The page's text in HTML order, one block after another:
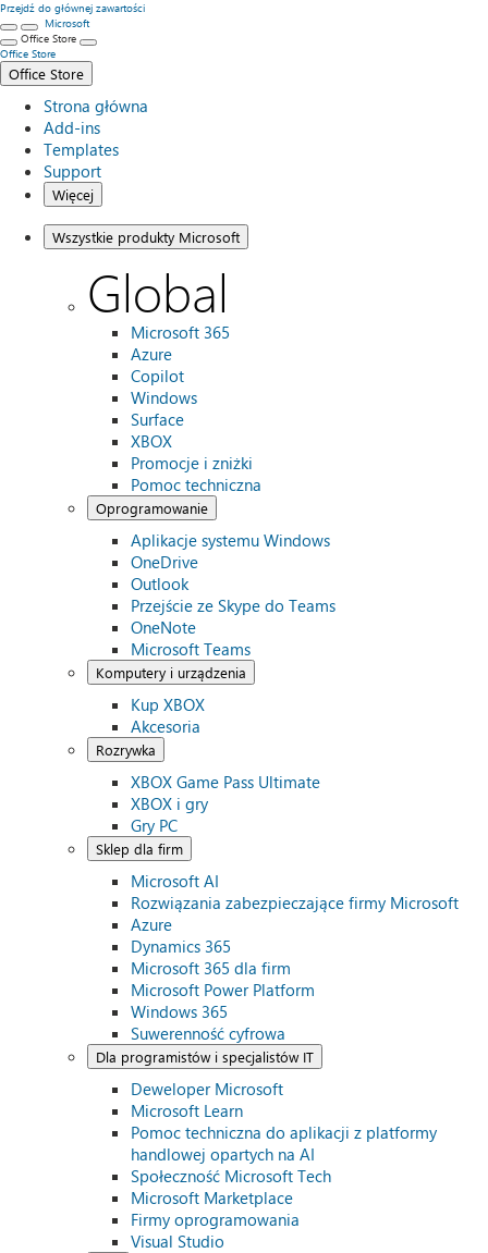
Przejdź do głównej zawartości
Microsoft
Office Store
Office Store
Office Store
Strona główna
Add-ins
Templates
Support
Więcej
Wszystkie produkty Microsoft
Global
Microsoft 365
Azure
Copilot
Windows
Surface
XBOX
Promocje i zniżki
Pomoc techniczna
Oprogramowanie
Aplikacje systemu Windows
OneDrive
Outlook
Przejście ze Skype do Teams
OneNote
Microsoft Teams
Komputery i urządzenia
Kup XBOX
Akcesoria
Rozrywka
XBOX Game Pass Ultimate
XBOX i gry
Gry PC
Sklep dla firm
Microsoft AI
Rozwiązania zabezpieczające firmy Microsoft
Azure
Dynamics 365
Microsoft 365 dla firm
Microsoft Power Platform
Windows 365
Suwerenność cyfrowa
Dla programistów i specjalistów IT
Deweloper Microsoft
Microsoft Learn
Pomoc techniczna do aplikacji z platformy
handlowej opartych na AI
Społeczność Microsoft Tech
Microsoft Marketplace
Firmy oprogramowania
Visual Studio